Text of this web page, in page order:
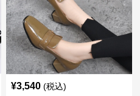
¥3,540 (税込)